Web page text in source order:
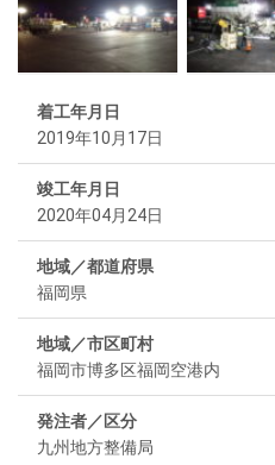
着工年月日
2019年10月17日
竣工年月日
2020年04月24日
地域／都道府県
福岡県
地域／市区町村
福岡市博多区福岡空港内
発注者／区分
九州地方整備局